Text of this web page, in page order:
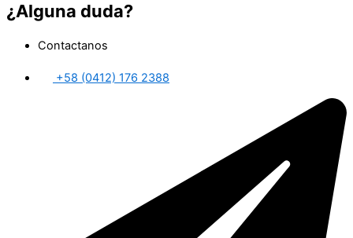
¿Alguna duda?
Contactanos
+58 (0412) 176 2388